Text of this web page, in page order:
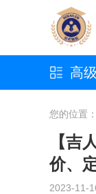
高
您的位置：
【吉
价、
2023-11-